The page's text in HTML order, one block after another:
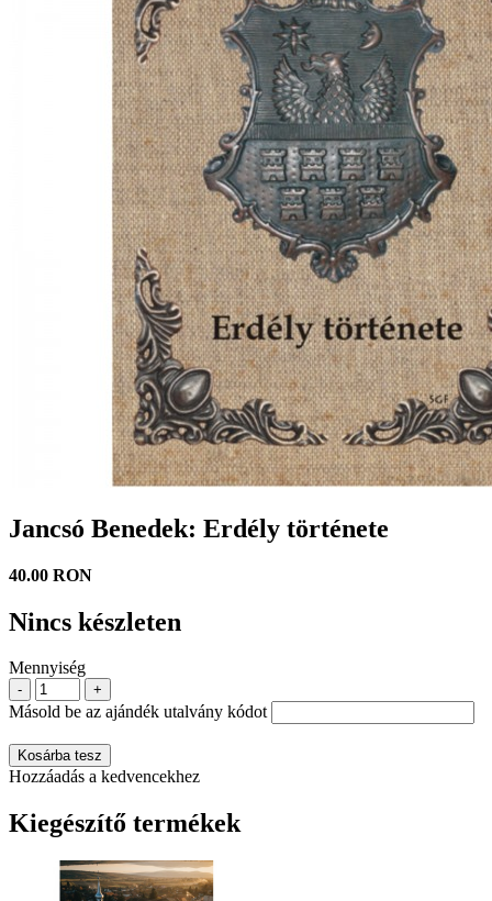
Jancsó Benedek: Erdély története
40.00 RON
Nincs készleten
Mennyiség
- +
Másold be az ajándék utalvány kódot
Kosárba tesz
Hozzáadás a kedvencekhez
Kiegészítő termékek